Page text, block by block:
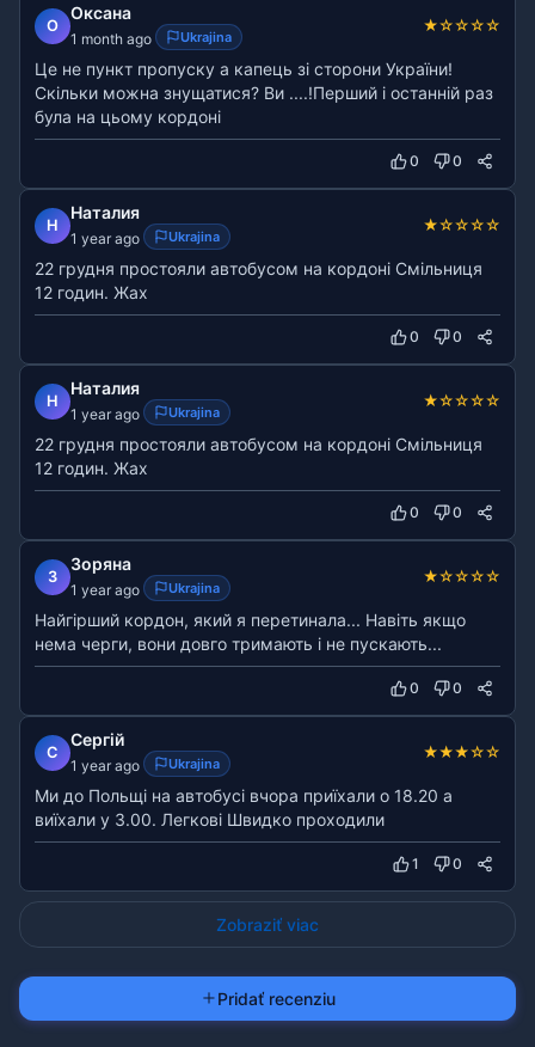
О
Оксана
1 month ago Ukrajina
★☆☆☆☆
Це не пункт пропуску а капець зі сторони України!
Скільки можна знущатися? Ви ....!Перший і останній раз
була на цьому кордоні
0 0
Н
Наталия
1 year ago Ukrajina
★☆☆☆☆
22 грудня простояли автобусом на кордоні Смільниця
12 годин. Жах
0 0
Н
Наталия
1 year ago Ukrajina
★☆☆☆☆
22 грудня простояли автобусом на кордоні Смільниця
12 годин. Жах
0 0
З
Зоряна
1 year ago Ukrajina
★☆☆☆☆
Найгірший кордон, який я перетинала... Навіть якщо
нема черги, вони довго тримають і не пускають...
0 0
С
Сергій
1 year ago Ukrajina
★★★☆☆
Ми до Польщі на автобусі вчора приїхали о 18.20 а
виїхали у 3.00. Легкові Швидко проходили
1 0
Zobraziť viac
Pridať recenziu